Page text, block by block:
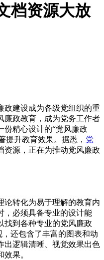
档资源大放
政建设成为各级党组织的重
廉政教育，成为党务工作者
份精心设计的“党风廉政
提升教育效果。据悉， 党
资源，正在为推动党风廉政
论转化为易于理解的教育内
，必须具备专业的设计能
找到各种专业的党风廉政
还包含了丰富的图表和动
出逻辑清晰、视觉效果出色
果。